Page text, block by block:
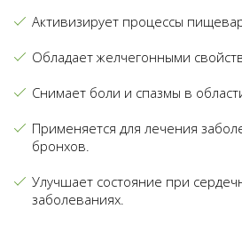
Активизирует процессы
Обладает желчегонными
Снимает боли и спазмы в
Применяется для лечения
бронхов.
Улучшает состояние при
заболеваниях.